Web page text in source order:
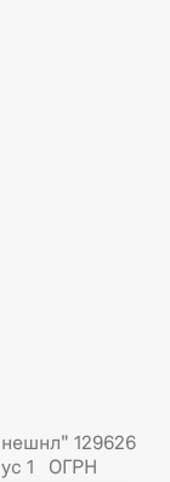
129626
1 ОГРН